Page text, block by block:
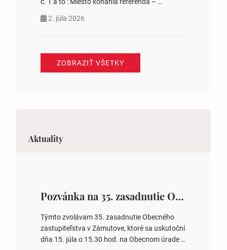
č. 1 a to : Miesto konania referenda –
Komunitné centrum s. č. 41 Jozefína
Tomášová starostka obce
2. júla 2026
ZOBRAZIŤ VŠETKY
Aktuality
Pozvánka na 35. zasadnutie OZ v Zámutove
Týmto zvolávam 35. zasadnutie Obecného
zastupiteľstva v Zámutove, ktoré sa uskutoční
dňa 15. júla o 15.30 hod. na Obecnom úrade v